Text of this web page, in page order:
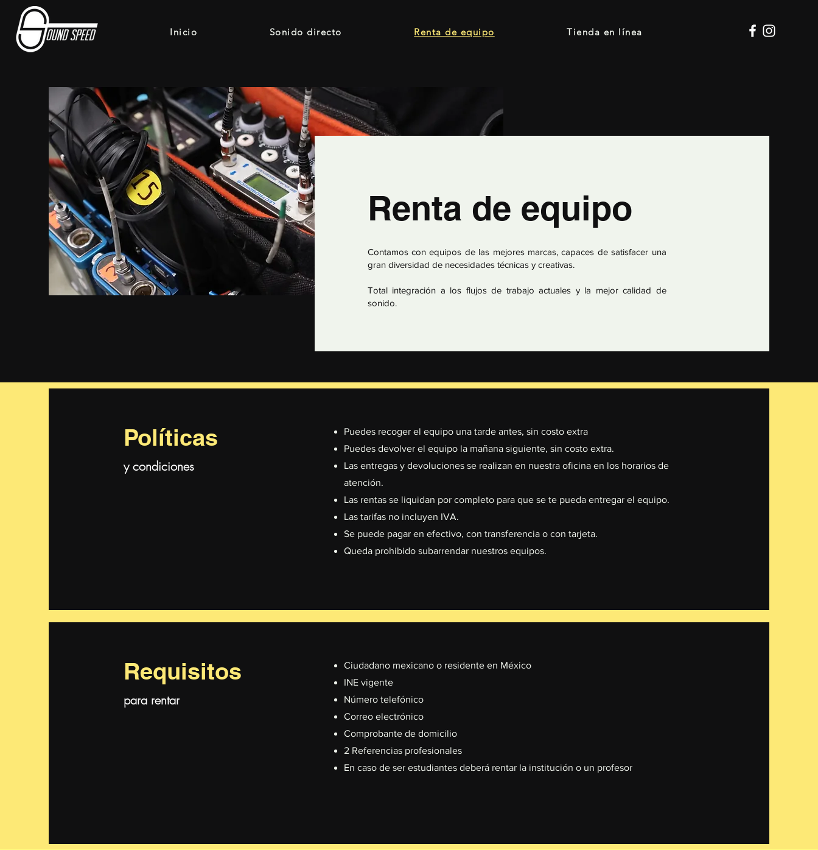
Inicio Sonido directo Renta de equipo Tienda en línea
Renta de equipo
Contamos con equipos de las mejores marcas, capaces de satisfacer una
gran diversidad de necesidades técnicas y creativas.
Total integración a los flujos de trabajo actuales y la mejor calidad de
sonido.
Políticas
y condiciones
Puedes recoger el equipo una tarde antes, sin costo extra
⁠⁠Puedes devolver el equipo la mañana siguiente, sin costo extra.
⁠Las entregas y devoluciones se realizan en nuestra oficina en los horarios de
atención.
Las rentas se liquidan por completo para que se te pueda entregar el equipo.
⁠Las tarifas no incluyen IVA.
Se puede pagar en efectivo, con transferencia o con tarjeta.
Queda prohibido subarrendar nuestros equipos.
Requisitos
para rentar
Ciudadano mexicano o residente en México
⁠INE vigente
⁠⁠Número telefónico
Correo electrónico
Comprobante de domicilio
2 Referencias profesionales
En caso de ser estudiantes deberá rentar la institución o un profesor